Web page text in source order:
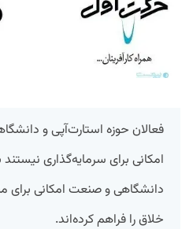
فعالان حوزه استارت‌آپی و
امکانی برای سرمایه‌گذاری
دانشگاهی و صنعت امکانی برای
خلاق را فراهم کرده‌اند.